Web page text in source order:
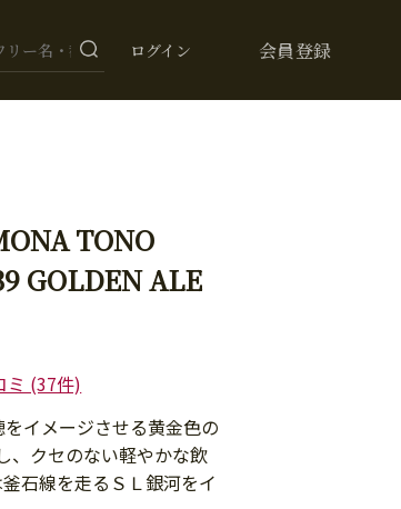
ログイン 会員登録
TONO
GOLDEN ALE
ミ (37件)
イメージさせる黄金色の
、クセのない軽やかな飲
石線を走るＳＬ銀河をイ